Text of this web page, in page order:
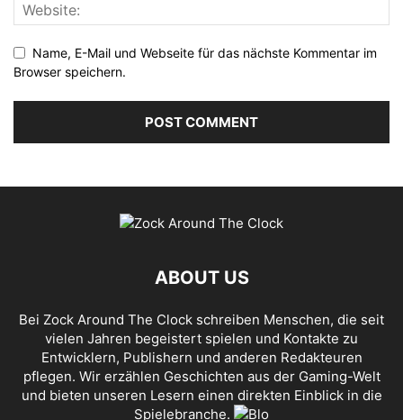
Name, E-Mail und Webseite für das nächste Kommentar im
Browser speichern.
ABOUT US
Bei Zock Around The Clock schreiben Menschen, die seit
vielen Jahren begeistert spielen und Kontakte zu
Entwicklern, Publishern und anderen Redakteuren
pflegen. Wir erzählen Geschichten aus der Gaming-Welt
und bieten unseren Lesern einen direkten Einblick in die
Spielebranche.